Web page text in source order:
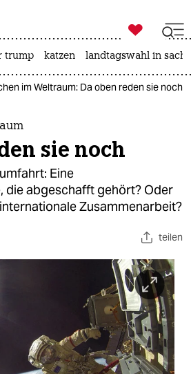
taz zahl ich
zahl ich

taz zahl ich
trump katzen landtagswahl in
im Weltraum: Da oben reden sie noch
sie noch
Eine
die abgeschafft gehört? Oder
Zusammenarbeit?
teilen